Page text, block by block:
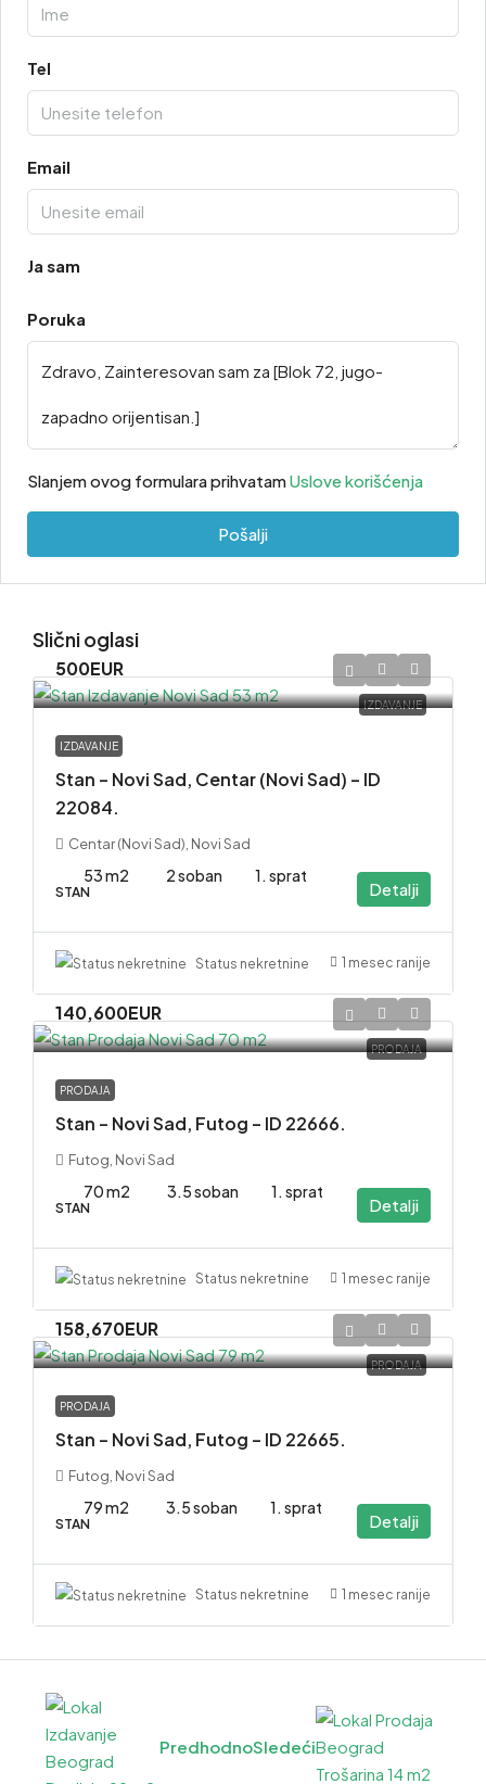
Tel
Email
Ja sam
Poruka
Slanjem ovog formulara prihvatamUslove korišćenja
Pošalji
Slični oglasi
IZDAVANJE
500EUR
IZDAVANJE
Stan – Novi Sad, Centar (Novi Sad) – ID
22084.
Centar (Novi Sad), Novi Sad
53 m2 2 soban 1. sprat
STAN Detalji
Status nekretnine 1 mesec ranije
PRODAJA
140,600EUR
PRODAJA
Stan – Novi Sad, Futog – ID 22666.
Futog, Novi Sad
70 m2 3.5 soban 1. sprat
STAN Detalji
Status nekretnine 1 mesec ranije
PRODAJA
158,670EUR
PRODAJA
Stan – Novi Sad, Futog – ID 22665.
Futog, Novi Sad
79 m2 3.5 soban 1. sprat
STAN Detalji
Status nekretnine 1 mesec ranije
PredhodnoSledeći